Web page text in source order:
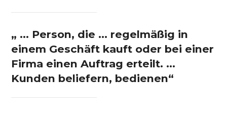
„ … Person, die … regelmäßig in
einem Geschäft kauft oder bei einer
Firma einen Auftrag erteilt. …
Kunden beliefern, bedienen“